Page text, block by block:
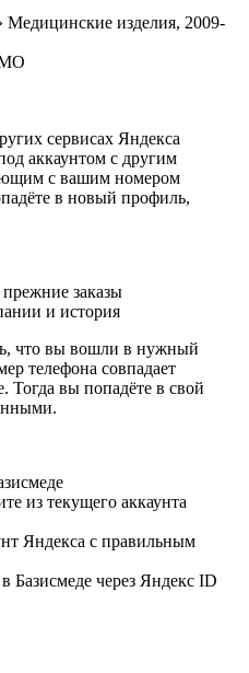
изделия, 2009-
сервисах Яндекса
аккаунтом с другим
с вашим номером
в новый профиль,
заказы
и история
что вы вошли в нужный
телефона совпадает
Тогда вы попадёте в свой
из текущего аккаунта
Яндекса с правильным
Базисмеде через Яндекс ID